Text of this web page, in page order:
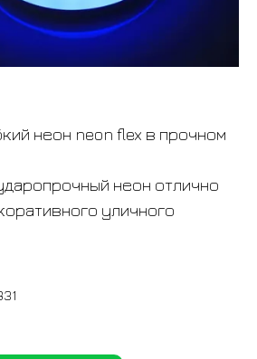
неон neon flex в прочном
неон отлично
уличного